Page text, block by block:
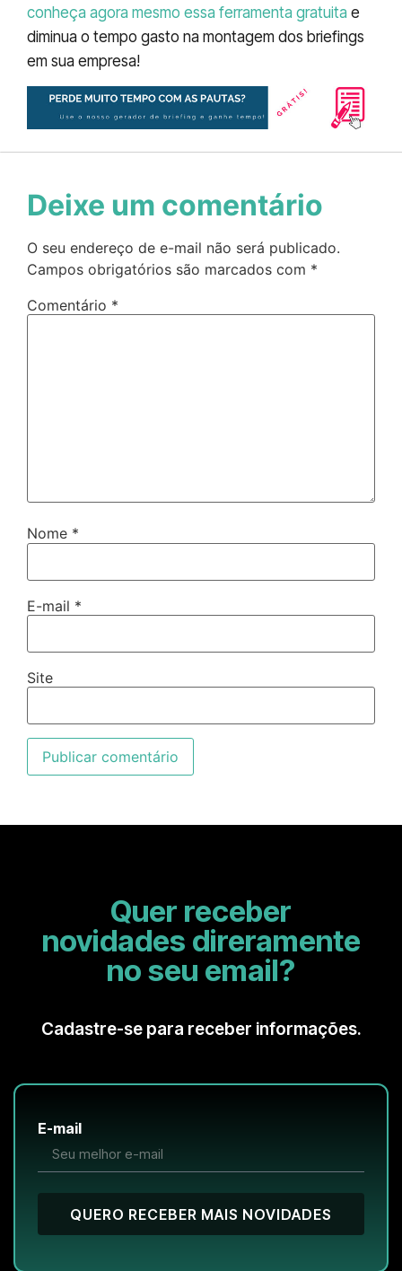
conheça agora mesmo essa ferramenta gratuita e
diminua o tempo gasto na montagem dos briefings
em sua empresa!
Deixe um comentário
O seu endereço de e-mail não será publicado.
Campos obrigatórios são marcados com *
Comentário *
Nome *
E-mail *
Site
Quer receber
novidades direramente
no seu email?
Cadastre-se para receber informações.
E-mail
QUERO RECEBER MAIS NOVIDADES